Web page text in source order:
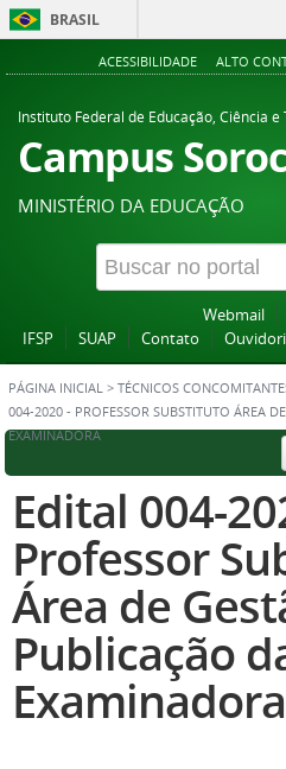
BRASIL
ACESSIBILIDADE ALTO
Instituto Federal de Educação, Ciência e
Campus
MINISTÉRIO DA EDUCAÇÃO
Webmail
IFSP
SUAP Contato
PÁGINA INICIAL > TÉCNICOS
004-2020 - PROFESSOR SUBSTITUTO ÁREA
EXAMINADORA
Edital 004-
Professor
Área de
Publicação
Examinadora